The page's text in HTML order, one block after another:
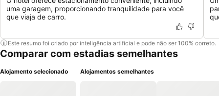
uma garagem, proporcionando tranquilidade para você
que viaja de carro.
Este resumo foi criado por inteligência artificial e pode não ser 100% correto.
Comparar com estadias semelhantes
Alojamento selecionado Alojamentos semelhantes